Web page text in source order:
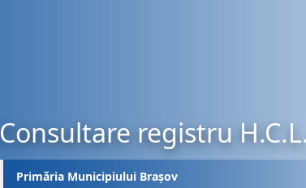
Consultare registru
Primăria Municipiului Brașov